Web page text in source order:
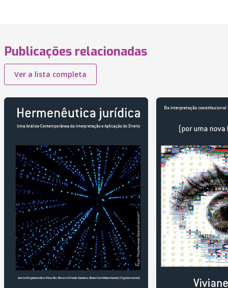
Publicações relacionadas
Ver a lista completa